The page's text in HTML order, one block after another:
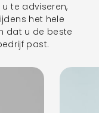
te adviseren,
het hele
dat u de beste
past.